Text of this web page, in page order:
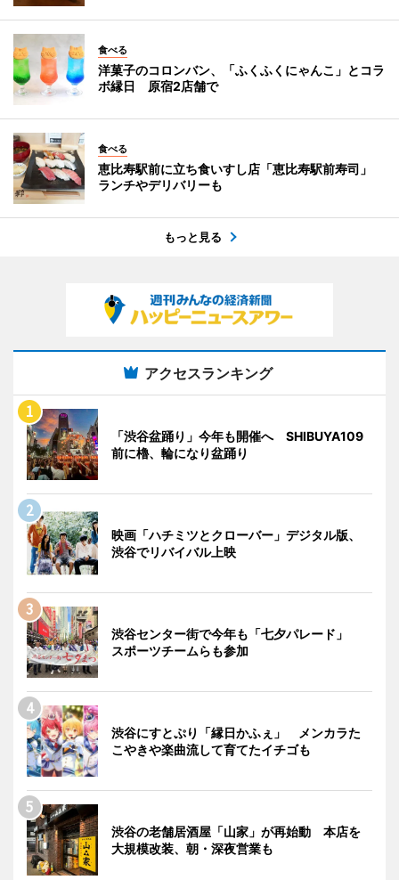
食べる
洋菓子のコロンバン、「ふくふくにゃんこ」とコラ
ボ縁日 原宿2店舗で
食べる
恵比寿駅前に立ち食いすし店「恵比寿駅前寿司」
ランチやデリバリーも
もっと見る
アクセスランキング
「渋谷盆踊り」今年も開催へ SHIBUYA109
前に櫓、輪になり盆踊り
映画「ハチミツとクローバー」デジタル版、
渋谷でリバイバル上映
渋谷センター街で今年も「七夕パレード」
スポーツチームらも参加
渋谷にすとぷり「縁日かふぇ」 メンカラた
こやきや楽曲流して育てたイチゴも
渋谷の老舗居酒屋「山家」が再始動 本店を
大規模改装、朝・深夜営業も